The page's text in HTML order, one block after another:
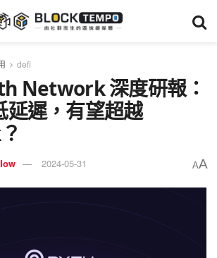
defi
Network 深度研報：
延遲，有望超越
2024-05-31 AA